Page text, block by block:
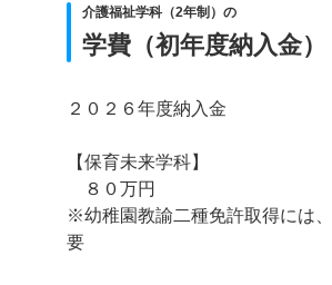
介護福祉学科（2年制）の
学費（初年度納入金）
２０２６年度納入金
【保育未来学科】
８０万円
※幼稚園教諭二種免許取得には
要